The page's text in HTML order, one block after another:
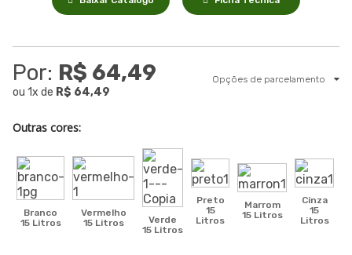
Por: R$ 64,49
ou 1x de R$ 64,49
Opções de parcelamento
Outras cores:
Branco
15 Litros
Vermelho
15 Litros
Verde
15 Litros
Preto
15
Litros
Marrom
15 Litros
Cinza
15
Litros